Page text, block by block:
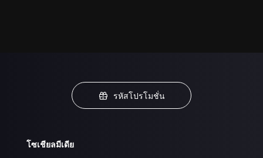
รหัสโปรโมชั่น
โซเชียลมีเดีย